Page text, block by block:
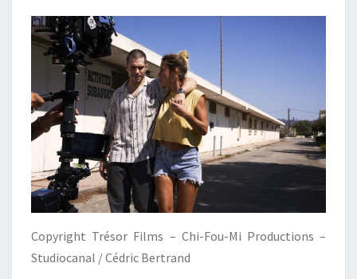
Copyright Trésor Films – Chi-Fou-Mi Productions –
Studiocanal / Cédric Bertrand